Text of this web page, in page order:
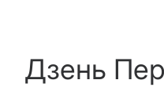
Дзень